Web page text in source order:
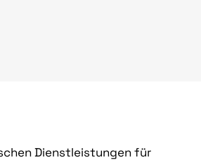
Dienstleistungen für